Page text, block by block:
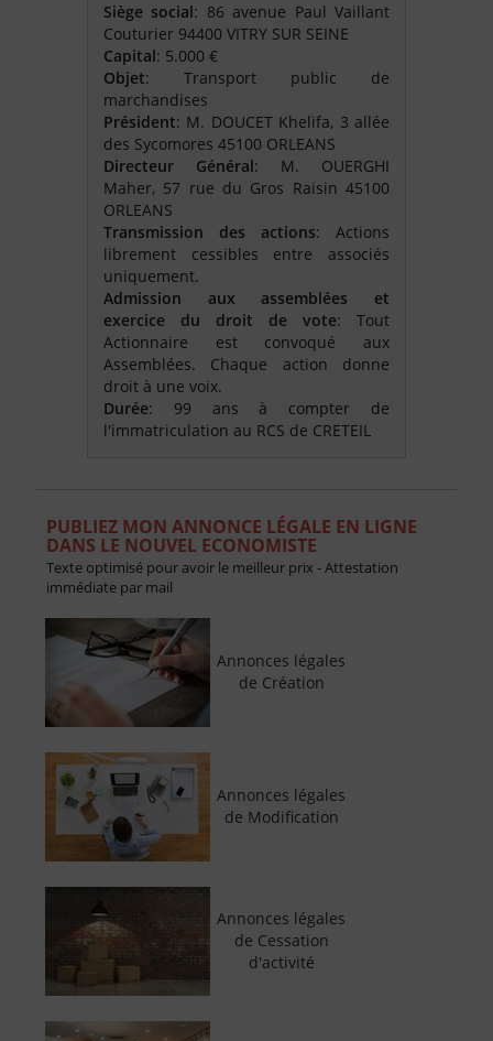
Siège social: 86 avenue Paul Vaillant
Couturier 94400 VITRY SUR SEINE
Capital: 5.000 €
Objet: Transport public de
marchandises
Président: M. DOUCET Khelifa, 3 allée
des Sycomores 45100 ORLEANS
Directeur Général: M. OUERGHI
Maher, 57 rue du Gros Raisin 45100
ORLEANS
Transmission des actions: Actions
librement cessibles entre associés
uniquement.
Admission aux assemblées et
exercice du droit de vote: Tout
Actionnaire est convoqué aux
Assemblées. Chaque action donne
droit à une voix.
Durée: 99 ans à compter de
l'immatriculation au RCS de CRETEIL
PUBLIEZ MON ANNONCE LÉGALE EN LIGNE
DANS LE NOUVEL ECONOMISTE
Texte optimisé pour avoir le meilleur prix - Attestation
immédiate par mail
Annonces légales
de Création
Annonces légales
de Modification
Annonces légales
de Cessation
d'activité